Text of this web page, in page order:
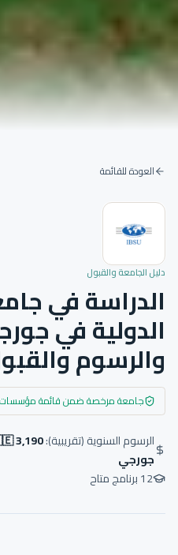
العودة للقائمة
دليل الجامعة والقبول
الدراسة في
الدولية في
والرسوم
جامعة مرخصة ضمن قائمة مؤسسات
الرسوم السنوية (تقريبية):
جورجي
12برنامج متاح